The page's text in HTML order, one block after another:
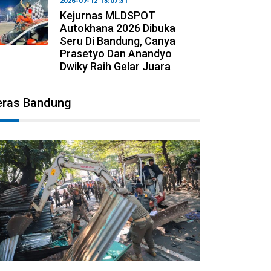
Kejurnas MLDSPOT
Autokhana 2026 Dibuka
Seru Di Bandung, Canya
Prasetyo Dan Anandyo
Dwiky Raih Gelar Juara
Bandung